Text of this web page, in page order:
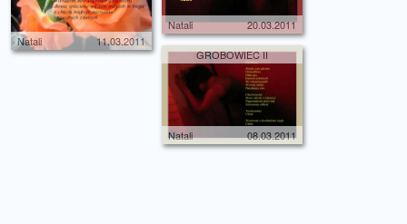
Natali 20.03.2011
Natali
11.03.2011
GROBOWIEC II
Natali 08.03.2011